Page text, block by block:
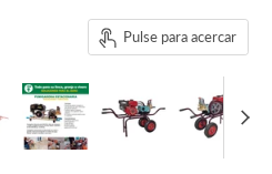
Pulse para acercar